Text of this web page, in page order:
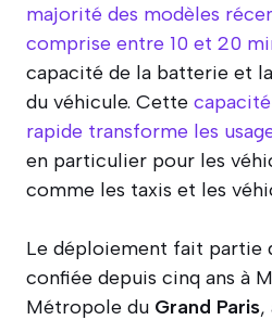
majorité des modèles
comprise entre 10 et 20
capacité de la batterie et
du véhicule. Cette
rapide transforme les
en particulier pour les
comme les taxis et les
Le déploiement fait partie
confiée depuis cinq ans à
Métropole du Grand Paris,